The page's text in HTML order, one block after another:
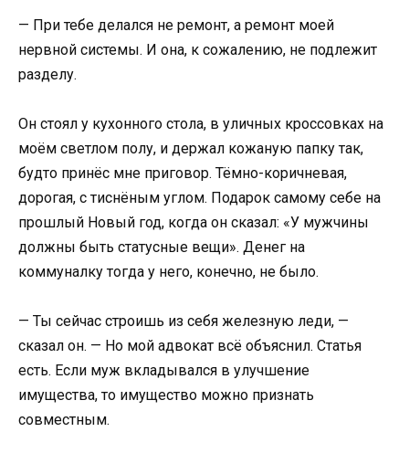
— При тебе делался не ремонт, а ремонт моей
нервной системы. И она, к сожалению, не подлежит
разделу.
Он стоял у кухонного стола, в уличных кроссовках на
моём светлом полу, и держал кожаную папку так,
будто принёс мне приговор. Тёмно-коричневая,
дорогая, с тиснёным углом. Подарок самому себе на
прошлый Новый год, когда он сказал: «У мужчины
должны быть статусные вещи». Денег на
коммуналку тогда у него, конечно, не было.
— Ты сейчас строишь из себя железную леди, —
сказал он. — Но мой адвокат всё объяснил. Статья
есть. Если муж вкладывался в улучшение
имущества, то имущество можно признать
совместным.